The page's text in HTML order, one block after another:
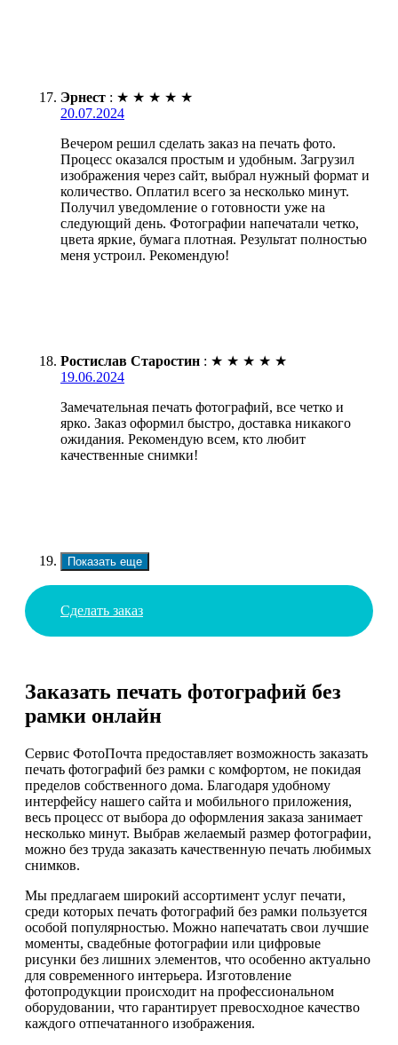
Эрнест : ★ ★ ★ ★ ★
20.07.2024
Вечером решил сделать заказ на печать фото.
Процесс оказался простым и удобным. Загрузил
изображения через сайт, выбрал нужный формат и
количество. Оплатил всего за несколько минут.
Получил уведомление о готовности уже на
следующий день. Фотографии напечатали четко,
цвета яркие, бумага плотная. Результат полностью
меня устроил. Рекомендую!
Ростислав Старостин : ★ ★ ★ ★ ★
19.06.2024
Замечательная печать фотографий, все четко и
ярко. Заказ оформил быстро, доставка никакого
ожидания. Рекомендую всем, кто любит
качественные снимки!
Показать еще
Сделать заказ
Заказать печать фотографий без
рамки онлайн
Сервис ФотоПочта предоставляет возможность заказать
печать фотографий без рамки с комфортом, не покидая
пределов собственного дома. Благодаря удобному
интерфейсу нашего сайта и мобильного приложения,
весь процесс от выбора до оформления заказа занимает
несколько минут. Выбрав желаемый размер фотографии,
можно без труда заказать качественную печать любимых
снимков.
Мы предлагаем широкий ассортимент услуг печати,
среди которых печать фотографий без рамки пользуется
особой популярностью. Можно напечатать свои лучшие
моменты, свадебные фотографии или цифровые
рисунки без лишних элементов, что особенно актуально
для современного интерьера. Изготовление
фотопродукции происходит на профессиональном
оборудовании, что гарантирует превосходное качество
каждого отпечатанного изображения.